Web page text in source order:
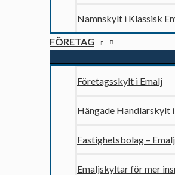
Namnskylt i Klassisk
FÖRETAG
Företagsskylt i Emalj
Hängade Handlarskylt
Fastighetsbolag –
Emaljskyltar för mer